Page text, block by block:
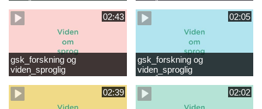
læsevanskeligheder.mp4
første læsning 6-8 år.mp4
02:43
gsk_forskning og
viden_sproglig
forståelse_Støt dit barns
fortsatte læsning 8-10 år.mp4
02:05
gsk_forskning og
viden_sproglig
forståelse_Snak med dit barn
6 mdr-2 år.mp4
02:39 02:02